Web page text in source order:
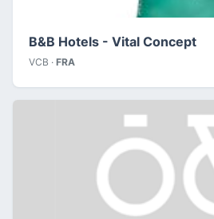
B&B Hotels - Vital Concept
VCB · FRA